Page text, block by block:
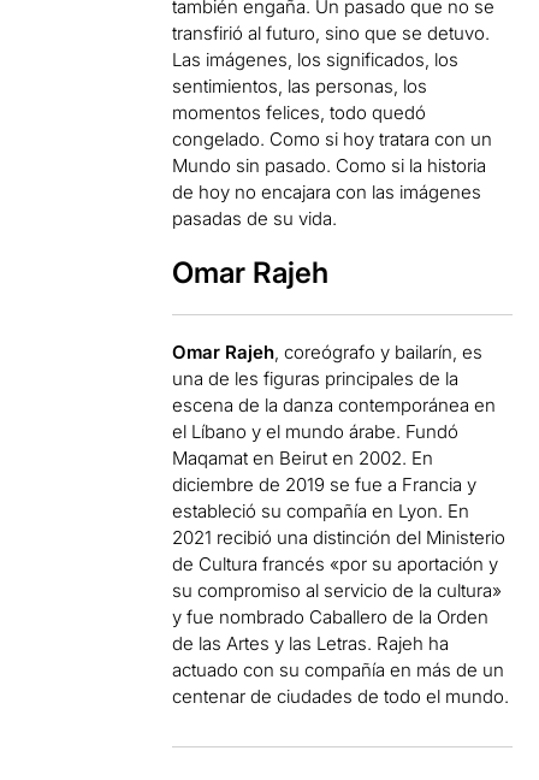
también engaña. Un pasado que no se
transfirió al futuro, sino que se detuvo.
Las imágenes, los significados, los
sentimientos, las personas, los
momentos felices, todo quedó
congelado. Como si hoy tratara con un
Mundo sin pasado. Como si la historia
de hoy no encajara con las imágenes
pasadas de su vida.
Omar Rajeh
Omar Rajeh, coreógrafo y bailarín, es
una de les figuras principales de la
escena de la danza contemporánea en
el Líbano y el mundo árabe. Fundó
Maqamat en Beirut en 2002. En
diciembre de 2019 se fue a Francia y
estableció su compañía en Lyon. En
2021 recibió una distinción del Ministerio
de Cultura francés «por su aportación y
su compromiso al servicio de la cultura»
y fue nombrado Caballero de la Orden
de las Artes y las Letras. Rajeh ha
actuado con su compañía en más de un
centenar de ciudades de todo el mundo.